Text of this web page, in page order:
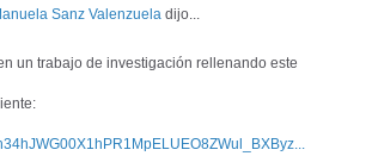
Sanz Valenzuela dijo...
un trabajo de investigación rellenando este